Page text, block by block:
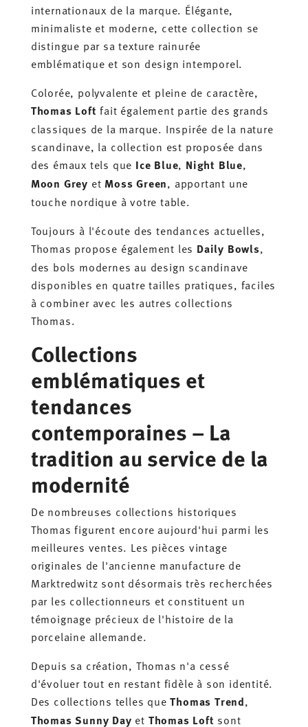
internationaux de la marque. Élégante,
minimaliste et moderne, cette collection se
distingue par sa texture rainurée
emblématique et son design intemporel.
Colorée, polyvalente et pleine de caractère,
Thomas Loft fait également partie des grands
classiques de la marque. Inspirée de la nature
scandinave, la collection est proposée dans
des émaux tels que Ice Blue, Night Blue,
Moon Grey et Moss Green, apportant une
touche nordique à votre table.
Toujours à l'écoute des tendances actuelles,
Thomas propose également les Daily Bowls,
des bols modernes au design scandinave
disponibles en quatre tailles pratiques, faciles
à combiner avec les autres collections
Thomas.
Collections
emblématiques et
tendances
contemporaines – La
tradition au service de la
modernité
De nombreuses collections historiques
Thomas figurent encore aujourd'hui parmi les
meilleures ventes. Les pièces vintage
originales de l'ancienne manufacture de
Marktredwitz sont désormais très recherchées
par les collectionneurs et constituent un
témoignage précieux de l'histoire de la
porcelaine allemande.
Depuis sa création, Thomas n'a cessé
d'évoluer tout en restant fidèle à son identité.
Des collections telles queThomas Trend,
Thomas Sunny Day et Thomas Loft sont